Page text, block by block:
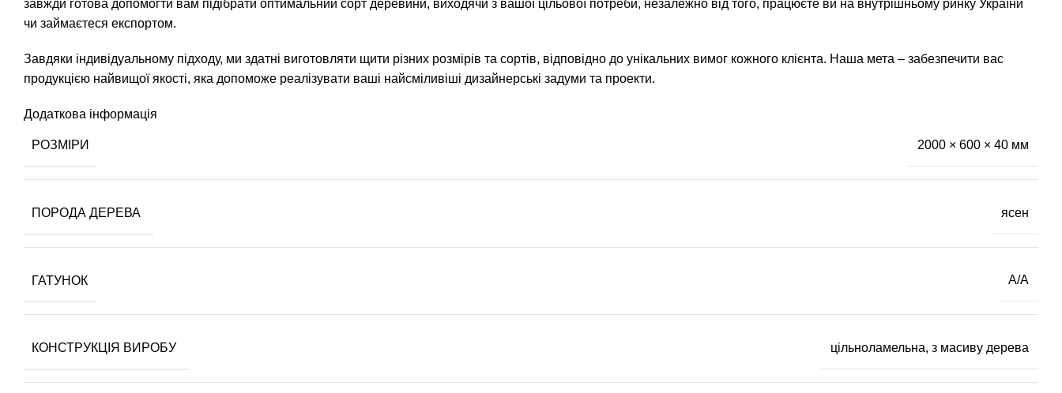
завжди готова допомогти вам підібрати оптимальний сорт деревини, виходячи з вашої цільової потреби, незалежно від того, працюєте ви на внутрішньому ринку України
чи займаєтеся експортом.
Завдяки індивідуальному підходу, ми здатні виготовляти щити різних розмірів та сортів, відповідно до унікальних вимог кожного клієнта. Наша мета – забезпечити вас
продукцією найвищої якості, яка допоможе реалізувати ваші найсміливіші дизайнерські задуми та проекти.
Додаткова інформація
РОЗМІРИ 2000 × 600 × 40 мм
ПОРОДА ДЕРЕВА ясен
ГАТУНОК А/А
КОНСТРУКЦІЯ ВИРОБУ цільноламельна, з масиву дерева